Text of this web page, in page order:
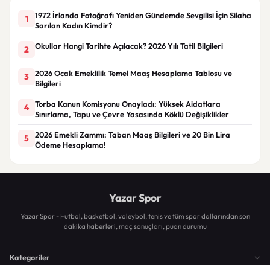
1
1972 İrlanda Fotoğrafı Yeniden Gündemde Sevgilisi İçin Silaha
Sarılan Kadın Kimdir?
2 Okullar Hangi Tarihte Açılacak? 2026 Yılı Tatil Bilgileri
3
2026 Ocak Emeklilik Temel Maaş Hesaplama Tablosu ve
Bilgileri
4
Torba Kanun Komisyonu Onayladı: Yüksek Aidatlara
Sınırlama, Tapu ve Çevre Yasasında Köklü Değişiklikler
5
2026 Emekli Zammı: Taban Maaş Bilgileri ve 20 Bin Lira
Ödeme Hesaplama!
Yazar Spor
Yazar Spor - Futbol, basketbol, voleybol, tenis ve tüm spor dallarından son
dakika haberleri, maç sonuçları, puan durumu
Kategoriler